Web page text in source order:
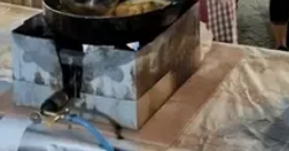
EVENTI
SPORT
Streaming